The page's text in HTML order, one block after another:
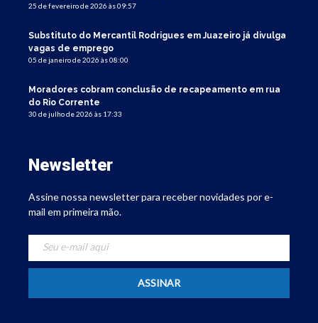
25 de fevereiro de 2026 às 09:57
Substituto do Mercantil Rodrigues em Juazeiro já divulga
vagas de emprego
05 de janeiro de 2026 às 08:00
Moradores cobram conclusão de recapeamento em rua
do Rio Corrente
30 de julho de 2026 às 17:33
Newsletter
Assine nossa newsletter para receber novidades por e-
mail em primeira mão.